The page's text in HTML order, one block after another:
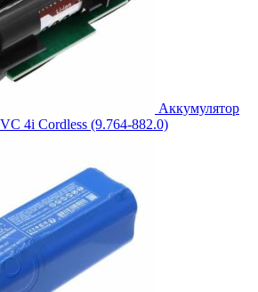
Аккумулятор
4i Cordless (9.764-882.0)